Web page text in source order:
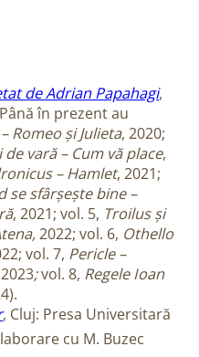
de Adrian Papahagi,
în prezent au
Romeo și Julieta, 2020;
vară – Cum vă place,
– Hamlet, 2021;
se sfârșește bine –
, 2021; vol. 5, Troilus și
2022; vol. 6, Othello
vol. 7, Pericle –
;vol. 8, Regele Ioan
, Cluj: Presa Universitară
cu M. Buzec